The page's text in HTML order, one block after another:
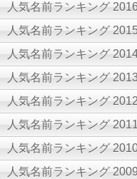
人気名前ランキング
人気名前ランキング
人気名前ランキング
人気名前ランキング
人気名前ランキング
人気名前ランキング
人気名前ランキング
人気名前ランキング